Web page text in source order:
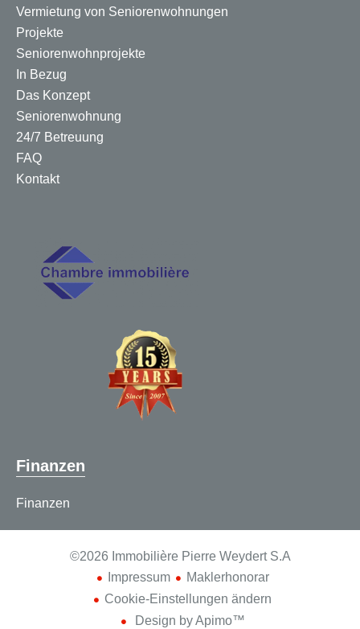
Vermietung von Seniorenwohnungen
Projekte
Seniorenwohnprojekte
In Bezug
Das Konzept
Seniorenwohnung
24/7 Betreuung
FAQ
Kontakt
Finanzen
Finanzen
©2026 Immobilière Pierre Weydert S.A
Impressum
Maklerhonorar
Cookie-Einstellungen ändern
Design byApimo™